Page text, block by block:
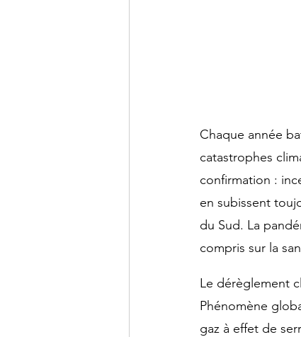
Chaque année
catastrophes
confirmation :
en subissent
du Sud. La
compris sur la
Le dérèglement
Phénomène
gaz à effet de